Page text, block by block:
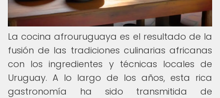
La cocina afrouruguaya es el resultado de la
fusión de las tradiciones culinarias africanas
con los ingredientes y técnicas locales de
Uruguay. A lo largo de los años, esta rica
gastronomía ha sido transmitida de